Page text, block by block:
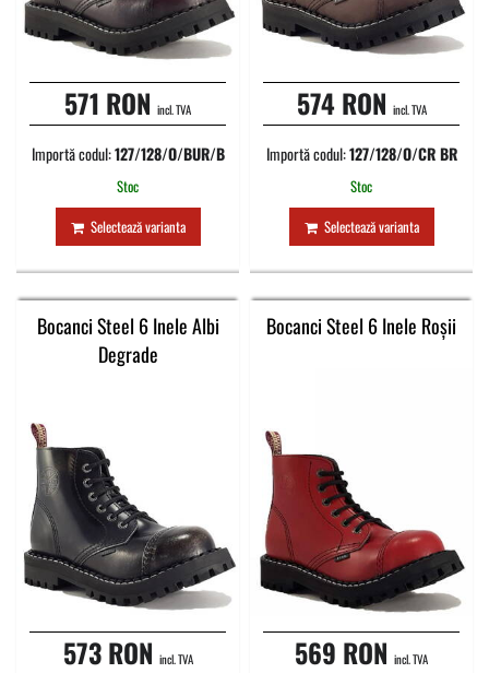
571 RON incl. TVA
Importă codul:127/128/O/BUR/B
Stoc
Selectează varianta
574 RON incl. TVA
Importă codul:127/128/O/CR BR
Stoc
Selectează varianta
Bocanci Steel 6 Inele Albi
Degrade
573 RON incl. TVA
Bocanci Steel 6 Inele Roșii
569 RON incl. TVA